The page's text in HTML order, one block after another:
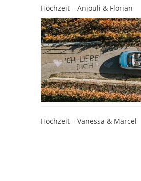
Hochzeit – Anjouli & Florian
Hochzeit – Vanessa & Marcel